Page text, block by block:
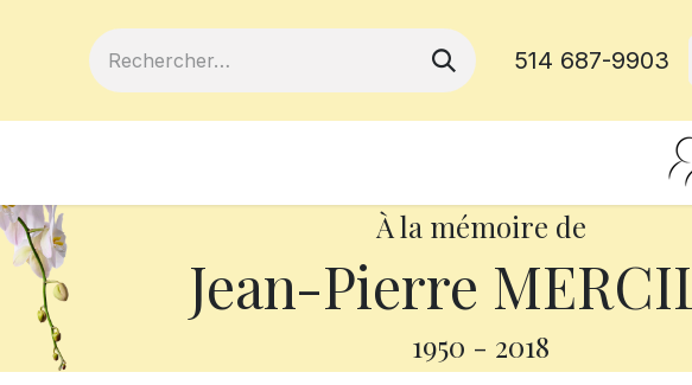
514 687-9903
À la mémoire de
Jean-Pierre
1950 - 2018